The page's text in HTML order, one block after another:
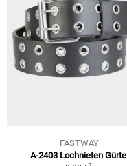
FASTWAY
A-2403 Lochnieten Gürtel